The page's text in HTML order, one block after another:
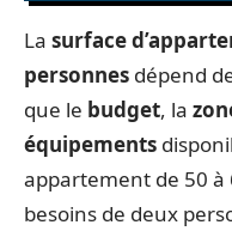
La surface
personnes dépend
que le budget, la
équipements
appartement de 50 à
besoins de deux